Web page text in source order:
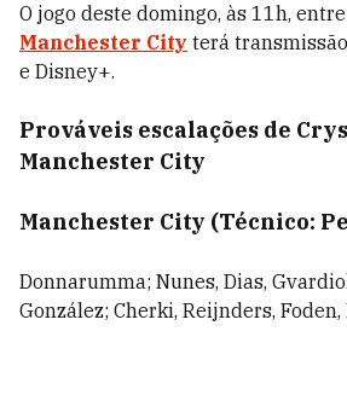
O jogo deste domingo, às 11h,
Manchester City terá
e Disney+.
Prováveis escalações de
Manchester City
Manchester City (Técnico:
Donnarumma; Nunes, Dias,
González; Cherki, Reijnders,